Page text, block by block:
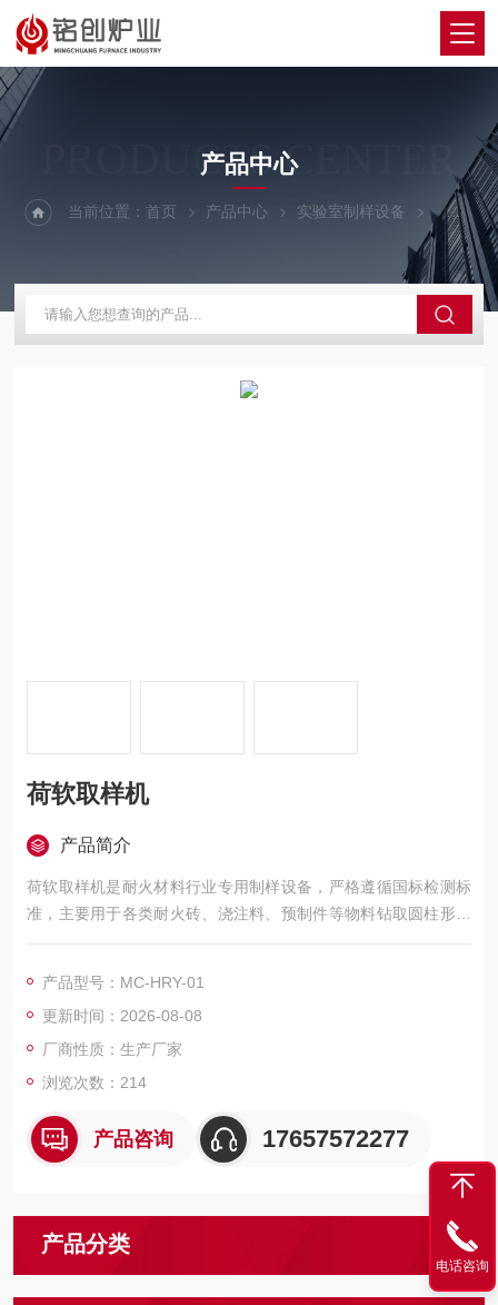
PRODUCTS CENTER
产品中心
当前位置：首页 产品中心 实验室制样设备 冶标国
荷软取样机
产品简介
荷软取样机是耐火材料行业专用制样设备，严格遵循国标检测标
准，主要用于各类耐火砖、浇注料、预制件等物料钻取圆柱形标
准试样。
产品型号：MC-HRY-01
更新时间：2026-08-08
厂商性质：生产厂家
浏览次数：214
产品咨询 17657572277
产品分类
电话咨询